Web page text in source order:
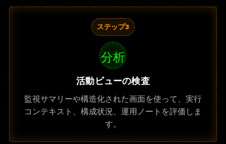
ステップ3
分析
活動ビューの検査
監視サマリーや構造化された画面を使って、実行
コンテキスト、構成状況、運用ノートを評価しま
す。